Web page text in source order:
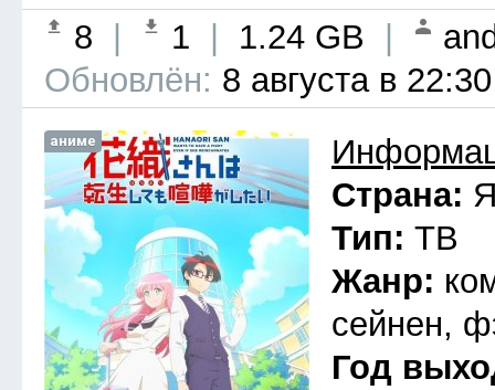
8 1 1.24 GB
Обновлён: 8 августа в 22:30
аниме
Страна:
Тип: ТВ
Жанр:
сейнен,
Год